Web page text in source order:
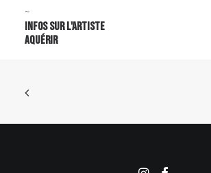
~
Infos sur l'artiste
Aquérir